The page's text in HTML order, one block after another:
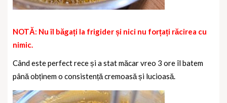
NOTĂ: Nu îl băgați la frigider și nici nu forțați răcirea cu
nimic.
Când este perfect rece și a stat măcar vreo 3 ore îl batem
până obținem o consistență cremoasă și lucioasă.